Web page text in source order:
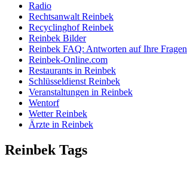
Radio
Rechtsanwalt Reinbek
Recyclinghof Reinbek
Reinbek Bilder
Reinbek FAQ: Antworten auf Ihre Fragen
Reinbek-Online.com
Restaurants in Reinbek
Schlüsseldienst Reinbek
Veranstaltungen in Reinbek
Wentorf
Wetter Reinbek
Ärzte in Reinbek
Reinbek Tags